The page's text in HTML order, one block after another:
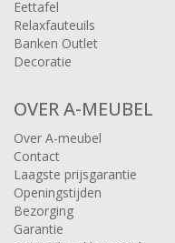
Eettafel
Relaxfauteuils
Banken Outlet
Decoratie
OVER A-MEUBEL
Over A-meubel
Contact
Laagste prijsgarantie
Openingstijden
Bezorging
Garantie